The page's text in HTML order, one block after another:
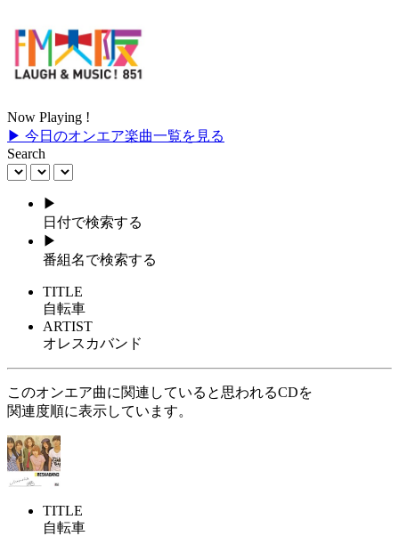
Now Playing !
▶ 今日のオンエア楽曲一覧を見る
Search
▶
日付で検索する
▶
番組名で検索する
TITLE
自転車
ARTIST
オレスカバンド
このオンエア曲に関連していると思われるCDを
関連度順に表示しています。
TITLE
自転車